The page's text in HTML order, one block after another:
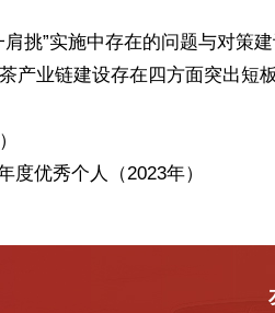
挑”实施中存在的问题与对策
产业链建设存在四方面突出
优秀个人（2023年）